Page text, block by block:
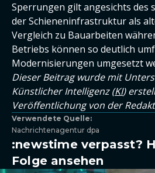
Sperrungen gilt angesichts des
der Schieneninfrastruktur als
Vergleich zu Bauarbeiten
Betriebs können so deutlich
Modernisierungen umgesetzt
Dieser Beitrag wurde mit
Künstlicher Intelligenz (KI)
Veröffentlichung von der
Verwendete Quelle:
Nachrichtenagentur dpa
:newstime verpasst?
Folge ansehen